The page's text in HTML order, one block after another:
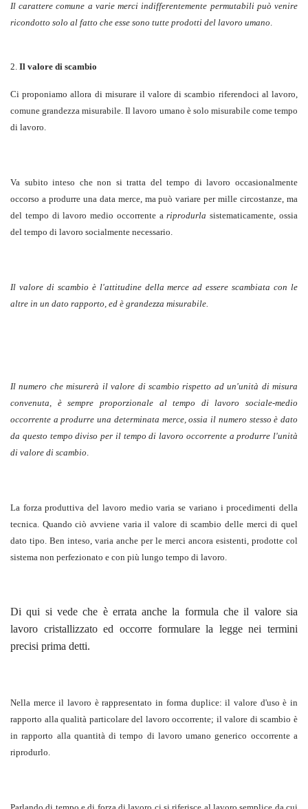
Il carattere comune a varie merci indifferentemente permutabili può venire
ricondotto solo al fatto che esse sono tutte prodotti del lavoro umano.
2. Il valore di scambio
Ci proponiamo allora di misurare il valore di scambio riferendoci al lavoro,
comune grandezza misurabile. Il lavoro umano è solo misurabile come tempo
di lavoro.
Va subito inteso che non si tratta del tempo di lavoro occasionalmente
occorso a produrre una data merce, ma può variare per mille circostanze, ma
del tempo di lavoro medio occorrente ariprodurla sistematicamente, ossia
del tempo di lavoro socialmente necessario.
Il valore di scambio è l'attitudine della merce ad essere scambiata con le
altre in un dato rapporto, ed è grandezza misurabile.
Il numero che misurerà il valore di scambio rispetto ad un'unità di misura
convenuta, è sempre proporzionale al tempo di lavoro sociale-medio
occorrente a produrre una determinata merce, ossia il numero stesso è dato
da questo tempo diviso per il tempo di lavoro occorrente a produrre l'unità
di valore di scambio.
La forza produttiva del lavoro medio varia se variano i procedimenti della
tecnica. Quando ciò avviene varia il valore di scambio delle merci di quel
dato tipo. Ben inteso, varia anche per le merci ancora esistenti, prodotte col
sistema non perfezionato e con più lungo tempo di lavoro.
Di qui si vede che è errata anche la formula che il valore sia
lavoro cristallizzato ed occorre formulare la legge nei termini
precisi prima detti.
Nella merce il lavoro è rappresentato in forma duplice: il valore d'uso è in
rapporto alla qualità particolare del lavoro occorrente; il valore di scambio è
in rapporto alla quantità di tempo di lavoro umano generico occorrente a
riprodurlo.